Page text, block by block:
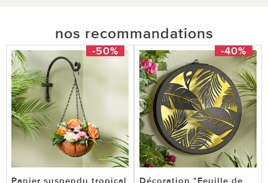
nos recommandations
-50%
Panier suspendu tropical
-40%
Décoration "Feuille de